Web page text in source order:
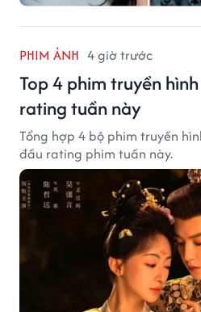
PHIM ẢNH 4 giờ trước
Top 4 phim truyền
rating tuần này
Tổng hợp 4 bộ phim truyền
đầu rating phim tuần này.